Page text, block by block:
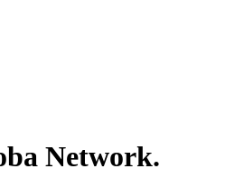
Network.